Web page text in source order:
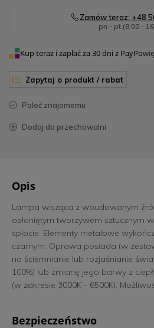
Zamów teraz: +48
pn - pt (8:00 -
Kup teraz i zapłać za 30 dni z PayPo
zapytaj o produkt / rabat
poleć znajomemu
dodaj do przechowalni
Opis
Lampa wisząca z wbudowanym
osłoniętym tworzywem sztucznym
splocie. Elementy metalowe
czarnym. Oprawa posiada (w
na ściemnianie lub rozjaśnianie
100%) lub zmianę jego barwy z
(w zakresie 3000K - 6500K).
Bezpieczeństwo